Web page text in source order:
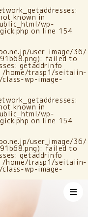
known in
wp-
on line 154
user_image/36/
failed to
getaddrinfo
/home/trasp1/seitaiin-
wp-image-
known in
wp-
on line 154
user_image/36/
failed to
getaddrinfo
/home/trasp1/seitaiin-
wp-image-